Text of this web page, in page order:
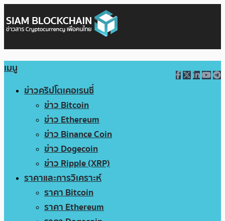
เมนู
ข่าวคริปโตเคอเรนซี่
ข่าว Bitcoin
ข่าว Ethereum
ข่าว Binance Coin
ข่าว Dogecoin
ข่าว Ripple (XRP)
ราคาและการวิเคราะห์
ราคา Bitcoin
ราคา Ethereum